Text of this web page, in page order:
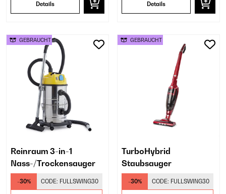
Details Details
Reinraum 3-in-1
Nass-/Trockensauger
-30% CODE: FULLSWING30
GEBRAUCHT
TurboHybrid
Staubsauger
-30% CODE: FULLSWING30
GEBRAUCHT